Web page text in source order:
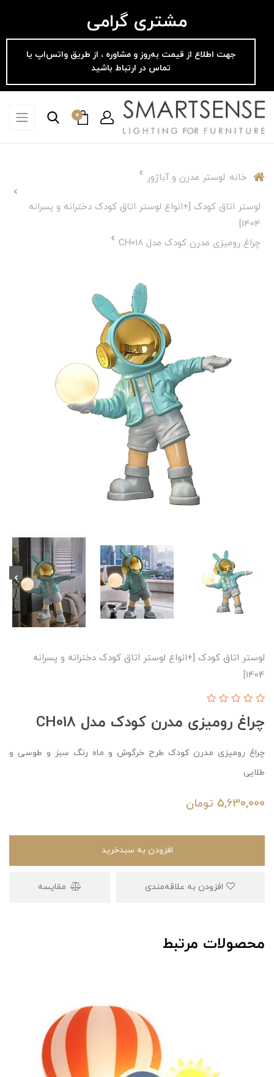
مشتری گرامی
جهت اطلاع از قیمت به‌روز و مشاوره ، از طریق واتس‌اپ یا
تماس در ارتباط باشید
0
خانه لوستر مدرن و آباژور
لوستر اتاق کودک [+انواع لوستر اتاق کودک دخترانه و پسرانه
1404]
چراغ رومیزی مدرن کودک مدل CH018
لوستر اتاق کودک [+انواع لوستر اتاق کودک دخترانه و پسرانه
1404]
چراغ رومیزی مدرن کودک مدل CH018
چراغ رومیزی مدرن کودک طرح خرگوش و ماه رنگ سبز و طوسی و
طلایی
5,630,000 تومان
افزودن به سبدخرید
مقایسه
محصولات مرتبط